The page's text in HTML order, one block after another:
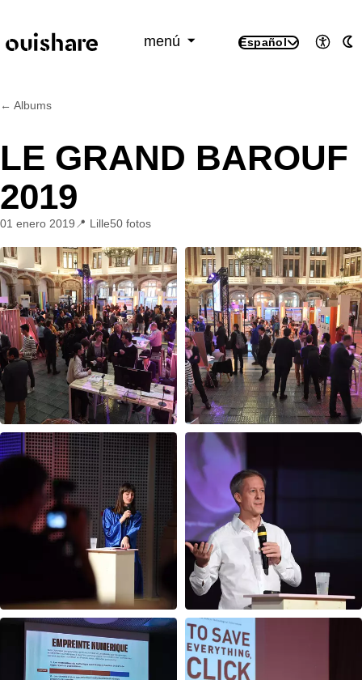
menú
Español
← Albums
LE GRAND BAROUF
2019
01 enero 2019 Lille50 fotos